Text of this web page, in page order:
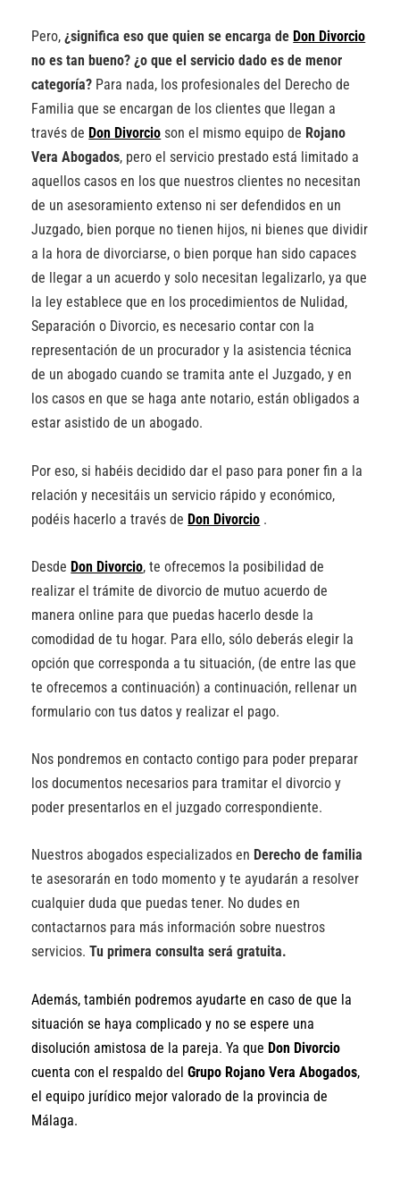
Pero,¿significa eso que quien se encarga de Don Divorcio
no es tan bueno? ¿o que el servicio dado es de menor
categoría? Para nada, los profesionales del Derecho de
Familia que se encargan de los clientes que llegan a
través de Don Divorcio son el mismo equipo de Rojano
Vera Abogados, pero el servicio prestado está limitado a
aquellos casos en los que nuestros clientes no necesitan
de un asesoramiento extenso ni ser defendidos en un
Juzgado, bien porque no tienen hijos, ni bienes que dividir
a la hora de divorciarse, o bien porque han sido capaces
de llegar a un acuerdo y solo necesitan legalizarlo, ya que
la ley establece que en los procedimientos de Nulidad,
Separación o Divorcio, es necesario contar con la
representación de un procurador y la asistencia técnica
de un abogado cuando se tramita ante el Juzgado, y en
los casos en que se haga ante notario, están obligados a
estar asistido de un abogado.
Por eso, si habéis decidido dar el paso para poner fin a la
relación y necesitáis un servicio rápido y económico,
podéis hacerlo a través de Don Divorcio .
Desde Don Divorcio, te ofrecemos la posibilidad de
realizar el trámite de divorcio de mutuo acuerdo de
manera online para que puedas hacerlo desde la
comodidad de tu hogar. Para ello, sólo deberás elegir la
opción que corresponda a tu situación, (de entre las que
te ofrecemos a continuación) a continuación, rellenar un
formulario con tus datos y realizar el pago.
Nos pondremos en contacto contigo para poder preparar
los documentos necesarios para tramitar el divorcio y
poder presentarlos en el juzgado correspondiente.
Nuestros abogados especializados en Derecho de familia
te asesorarán en todo momento y te ayudarán a resolver
cualquier duda que puedas tener. No dudes en
contactarnos para más información sobre nuestros
servicios.Tu primera consulta será gratuita.
Además, también podremos ayudarte en caso de que la
situación se haya complicado y no se espere una
disolución amistosa de la pareja. Ya que Don Divorcio
cuenta con el respaldo delGrupo Rojano Vera Abogados,
el equipo jurídico mejor valorado de la provincia de
Málaga.